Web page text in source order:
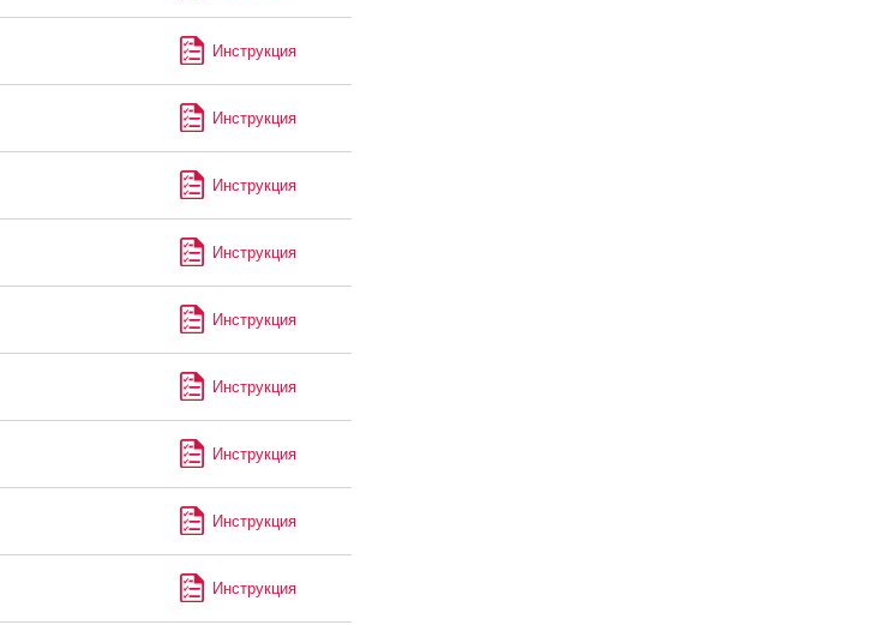
Инструкция
Инструкция
Инструкция
Инструкция
Инструкция
Инструкция
Инструкция
Инструкция
Инструкция